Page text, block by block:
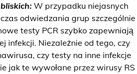
W przypadku niejasnych
odwiedzania grup szczególnie
testy PCR szybko zapewniają
infekcji. Niezależnie od tego, czy
czy testy na inne infekcje
jak te wywołane przez wirusy RS